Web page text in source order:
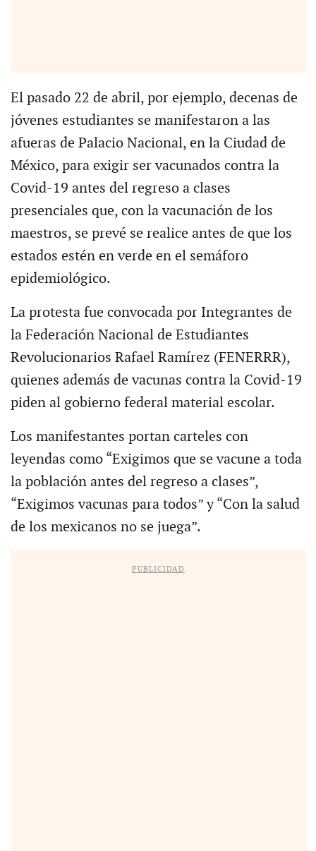
El pasado 22 de abril, por ejemplo, decenas de
jóvenes estudiantes se manifestaron a las
afueras de Palacio Nacional, en la Ciudad de
México, para exigir ser vacunados contra la
Covid-19 antes del regreso a clases
presenciales que, con la vacunación de los
maestros, se prevé se realice antes de que los
estados estén en verde en el semáforo
epidemiológico.
La protesta fue convocada por Integrantes de
la Federación Nacional de Estudiantes
Revolucionarios Rafael Ramírez (FENERRR),
quienes además de vacunas contra la Covid-19
piden al gobierno federal material escolar.
Los manifestantes portan carteles con
leyendas como “Exigimos que se vacune a toda
la población antes del regreso a clases”,
“Exigimos vacunas para todos” y “Con la salud
de los mexicanos no se juega”.
PUBLICIDAD